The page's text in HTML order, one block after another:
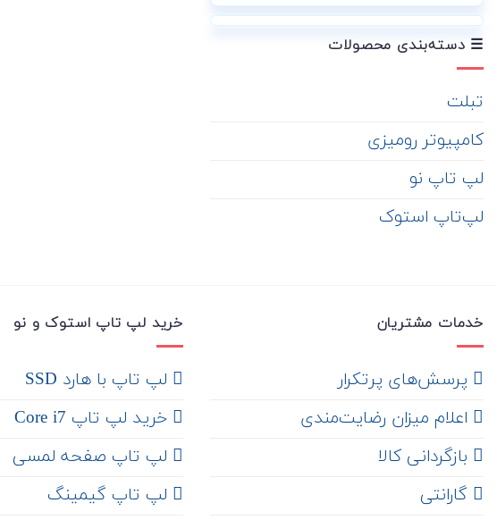
☰ دسته‌بندی محصولات
تبلت
کامپیوتر رومیزی
لپ تاپ نو
لپ‌تاپ استوک
خدمات مشتریان
‌ پرسش‌های پرتکرار
اعلام میزان رضایت‌مندی
‌ بازگردانی کالا
گارانتی
خرید لپ تاپ استوک و نو
لپ تاپ با هارد SSD
خرید لپ تاپ Core i7
لپ تاپ صفحه لمسی
لپ تاپ گیمینگ